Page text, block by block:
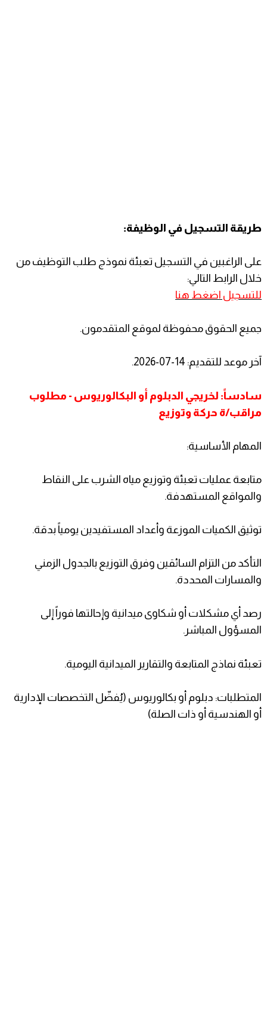
طريقة التسجيل في الوظيفة:
على الراغبين في التسجيل تعبئة نموذج طلب التوظيف من
خلال الرابط التالي:
للتسجيل اضغط هنا
جميع الحقوق محفوظة لموقع المتقدمون.
آخر موعد للتقديم: 14-07-2026.
سادساً: لخريجي الدبلوم أو البكالوريوس - مطلوب
مراقب/ة حركة وتوزيع
المهام الأساسية:
متابعة عمليات تعبئة وتوزيع مياه الشرب على النقاط
والمواقع المستهدفة.
توثيق الكميات الموزعة وأعداد المستفيدين يومياً بدقة.
التأكد من التزام السائقين وفرق التوزيع بالجدول الزمني
والمسارات المحددة.
رصد أي مشكلات أو شكاوى ميدانية وإحالتها فوراً إلى
المسؤول المباشر.
تعبئة نماذج المتابعة والتقارير الميدانية اليومية.
المتطلبات: دبلوم أو بكالوريوس (يُفضّل التخصصات الإدارية
أو الهندسية أو ذات الصلة)